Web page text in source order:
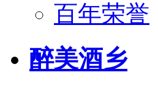
百年荣誉
醉美酒乡